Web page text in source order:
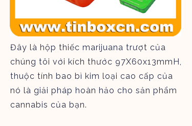
Đây là hộp thiếc marijuana trượt của
chúng tôi với kích thước 97X60x13mmH,
thuộc tính bao bì kim loại cao cấp của
nó là giải pháp hoàn hảo cho sản phẩm
cannabis của bạn.